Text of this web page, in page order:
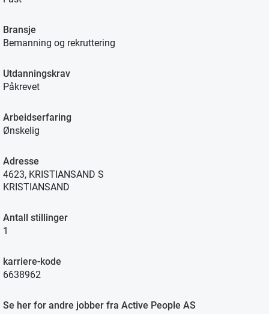
Bransje
Bemanning og rekruttering
Utdanningskrav
Påkrevet
Arbeidserfaring
Ønskelig
Adresse
4623, KRISTIANSAND S
KRISTIANSAND
Antall stillinger
1
karriere-kode
6638962
Se her for andre jobber fra Active People AS